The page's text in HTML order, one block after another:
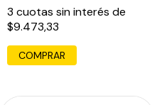
3 cuotas sin interés de
$9.473,33